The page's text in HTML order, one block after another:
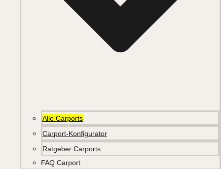
Alle Carports
Carport-Konfigurator
Ratgeber Carports
FAQ Carport